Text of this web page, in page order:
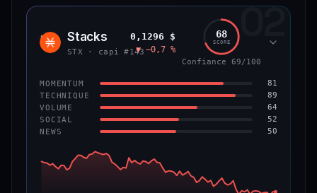
CAP. MARCHÉ VOLUME 24 H
VAR. 7 J VAR. 30 J
−9,9 %
VS ATH
−55,9 %
CONFIANCE 66/100
02
STX Stacks
STX · capi #143
0,1296 $
▼ −0,7 %
68
SCORE
Confiance 69/100
MOMENTUM 81
TECHNIQUE 89
VOLUME 64
SOCIAL 52
NEWS 50